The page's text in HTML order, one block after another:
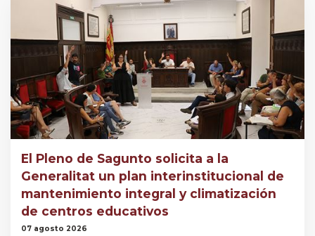
El Pleno de Sagunto solicita a la
Generalitat un plan interinstitucional de
mantenimiento integral y climatización
de centros educativos
07 agosto 2026